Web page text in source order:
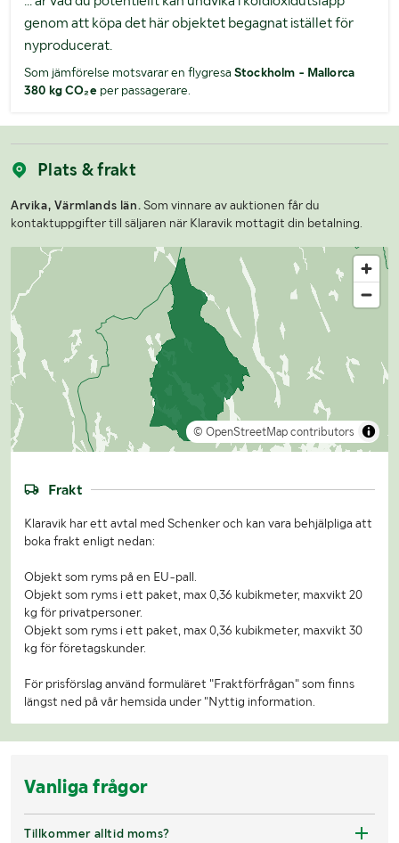
genom att köpa det här objektet begagnat istället för
nyproducerat.
Som jämförelse motsvarar en flygresa Stockholm - Mallorca
380 kg CO₂eper passagerare.
Plats & frakt
Arvika, Värmlands län. Som vinnare av auktionen får du
kontaktuppgifter till säljaren när Klaravik mottagit din betalning.
© OpenStreetMap contributors
Frakt
Klaravik har ett avtal med Schenker och kan vara behjälpliga att
boka frakt enligt nedan:
Objekt som ryms på en EU-pall.
Objekt som ryms i ett paket, max 0,36 kubikmeter, maxvikt 20
kg för privatpersoner.
Objekt som ryms i ett paket, max 0,36 kubikmeter, maxvikt 30
kg för företagskunder.
För prisförslag använd formuläret "Fraktförfrågan" som finns
längst ned på vår hemsida under "Nyttig information.
Vanliga frågor
Tillkommer alltid moms?